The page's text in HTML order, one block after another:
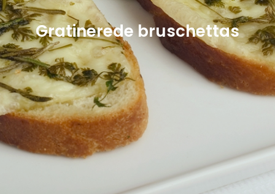
Gratinerede bruschettas